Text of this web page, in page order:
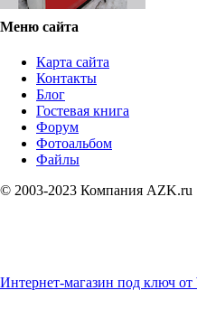
Меню сайта
Карта сайта
Контакты
Блог
Гостевая книга
Форум
Фотоальбом
Файлы
© 2003-2023 Компания
Интернет-магазин под ключ от